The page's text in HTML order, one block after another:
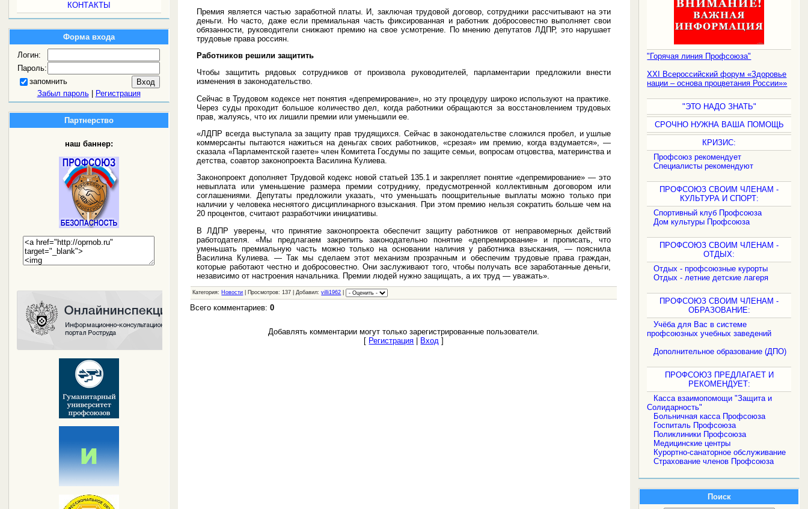
КОНТАКТЫ
Форма входа
Логин:
Пароль:
запомнить
Забыл пароль| Регистрация
Партнерство
наш баннер:
"Горячая линия Профсоюза"
XXI Всероссийский форум «Здоровье
нации – основа процветания России»»
"ЭТО НАДО ЗНАТЬ"
СРОЧНО НУЖНА ВАША ПОМОЩЬ
КРИЗИС:
Профсоюз рекомендует
Специалисты рекомендуют
ПРОФСОЮЗ СВОИМ ЧЛЕНАМ -
КУЛЬТУРА И СПОРТ:
Спортивный клуб Профсоюза
Дом культуры Профсоюза
ПРОФСОЮЗ СВОИМ ЧЛЕНАМ -
ОТДЫХ:
Отдых - профсоюзные курорты
Отдых - летние детские лагеря
ПРОФСОЮЗ СВОИМ ЧЛЕНАМ -
ОБРАЗОВАНИЕ:
Учёба для Вас в системе
профсоюзных учебных заведений
Дополнительное образование (ДПО)
ПРОФСОЮЗ ПРЕДЛАГАЕТ И
РЕКОМЕНДУЕТ:
Касса взаимопомощи "Защита и
Солидарность"
Больничная касса Профсоюза
Госпиталь Профсоюза
Поликлиники Профсоюза
Медицинские центры
Курортно-санаторное обслуживание
Страхование членов Профсоюза
Поиск
Премия является частью заработной платы. И, заключая трудовой договор, сотрудники рассчитывают на эти
деньги. Но часто, даже если премиальная часть фиксированная и работник добросовестно выполняет свои
обязанности, руководители снижают премию на свое усмотрение. По мнению депутатов ЛДПР, это нарушает
трудовые права россиян.
Работников решили защитить
Чтобы защитить рядовых сотрудников от произвола руководителей, парламентарии предложили внести
изменения в законодательство.
Сейчас в Трудовом кодексе нет понятия «депремирование», но эту процедуру широко используют на практике.
Через суды проходит большое количество дел, когда работники обращаются за восстановлением трудовых
прав, жалуясь, что их лишили премии или уменьшили ее.
«ЛДПР всегда выступала за защиту прав трудящихся. Сейчас в законодательстве сложился пробел, и ушлые
коммерсанты пытаются нажиться на деньгах своих работников, «срезая» им премию, когда вздумается», —
сказала «Парламентской газете» член Комитета Госдумы по защите семьи, вопросам отцовства, материнства и
детства, соавтор законопроекта Василина Кулиева.
Законопроект дополняет Трудовой кодекс новой статьей 135.1 и закрепляет понятие «депремирование» — это
невыплата или уменьшение размера премии сотруднику, предусмотренной коллективным договором или
соглашениями. Депутаты предложили указать, что уменьшать поощрительные выплаты можно только при
наличии у человека неснятого дисциплинарного взыскания. При этом премию нельзя сократить больше чем на
20 процентов, считают разработчики инициативы.
В ЛДПР уверены, что принятие законопроекта обеспечит защиту работников от неправомерных действий
работодателя. «Мы предлагаем закрепить законодательно понятие «депремирование» и прописать, что
уменьшать премиальную часть можно только на основании наличия у работника взыскания, — пояснила
Василина Кулиева. — Так мы сделаем этот механизм прозрачным и обеспечим трудовые права граждан,
которые работают честно и добросовестно. Они заслуживают того, чтобы получать все заработанные деньги,
независимо от настроения начальника. Премии людей нужно защищать, а их труд — уважать».
Категория: Новости | Просмотров: 137 | Добавил:villi1962
Всего комментариев:0
Добавлять комментарии могут только зарегистрированные пользователи.
[ Регистрация Вход ]